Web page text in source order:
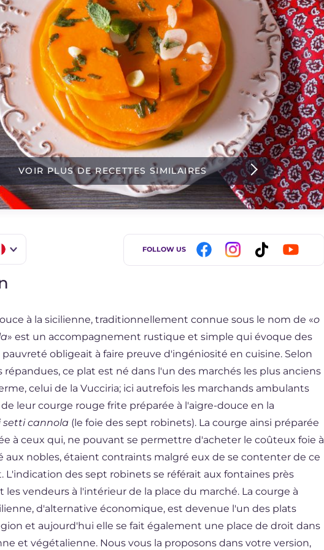
VOIR PLUS DE RECETTES SIMILAIRES
DE
BR
NL
FOLLOW US
à la sicilienne, traditionnellement connue sous le nom de «o
» est un accompagnement rustique et simple qui évoque des
obligeait à faire preuve d'ingéniosité en cuisine. Selon
répandues, ce plat est né dans l'un des marchés les plus anciens
celui de la Vucciria; ici autrefois les marchands ambulants
leur courge rouge frite préparée à l'aigre-douce en la
setti cannola (le foie des sept robinets). La courge ainsi préparée
à ceux qui, ne pouvant se permettre d'acheter le coûteux foie à
aux nobles, étaient contraints malgré eux de se contenter de ce
L'indication des sept robinets se référait aux fontaines près
les vendeurs à l'intérieur de la place du marché. La courge à
d'alternative économique, est devenue l'un des plats
et aujourd'hui elle se fait également une place de droit dans
et végétalienne. Nous vous la proposons dans votre version,